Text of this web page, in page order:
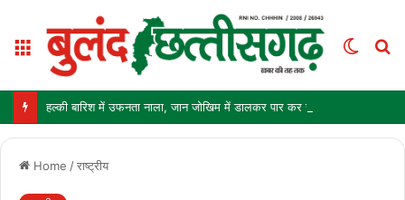
Menu
Switch
Home /राष्ट्रीय